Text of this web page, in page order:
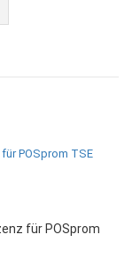
für POSprom